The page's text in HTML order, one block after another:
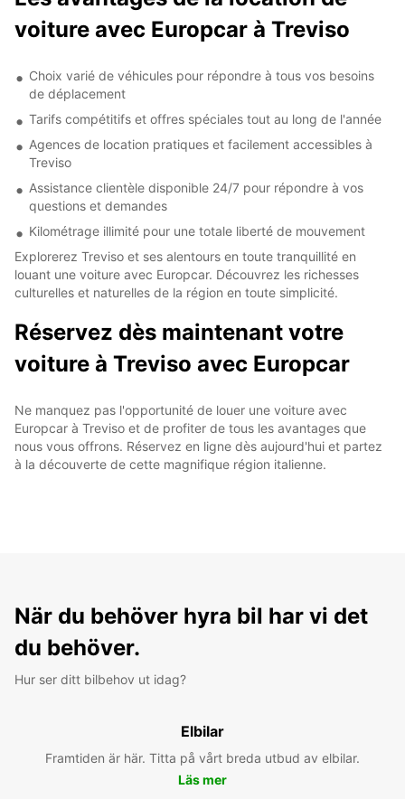
voiture avec Europcar à Treviso
Choix varié de véhicules pour répondre à tous vos besoins
de déplacement
Tarifs compétitifs et offres spéciales tout au long de l'année
Agences de location pratiques et facilement accessibles à
Treviso
Assistance clientèle disponible 24/7 pour répondre à vos
questions et demandes
Kilométrage illimité pour une totale liberté de mouvement
Explorerez Treviso et ses alentours en toute tranquillité en
louant une voiture avec Europcar. Découvrez les richesses
culturelles et naturelles de la région en toute simplicité.
Réservez dès maintenant votre
voiture à Treviso avec Europcar
Ne manquez pas l'opportunité de louer une voiture avec
Europcar à Treviso et de profiter de tous les avantages que
nous vous offrons. Réservez en ligne dès aujourd'hui et partez
à la découverte de cette magnifique région italienne.
När du behöver hyra bil har vi det
du behöver.
Hur ser ditt bilbehov ut idag?
Elbilar
Framtiden är här. Titta på vårt breda utbud av elbilar.
Läs mer